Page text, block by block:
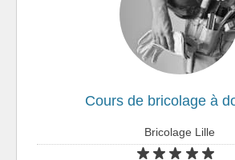
Cours de bricolage à
Bricolage Lille